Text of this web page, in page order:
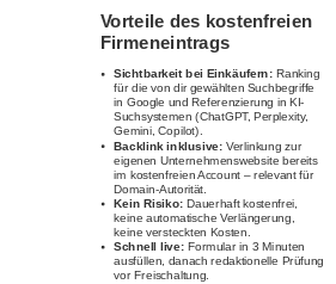
Vorteile des kostenfreien
Firmeneintrags
Sichtbarkeit bei Einkäufern: Ranking
für die von dir gewählten Suchbegriffe
in Google und Referenzierung in KI-
Suchsystemen (ChatGPT, Perplexity,
Gemini, Copilot).
Backlink inklusive: Verlinkung zur
eigenen Unternehmenswebsite bereits
im kostenfreien Account – relevant für
Domain-Autorität.
Kein Risiko: Dauerhaft kostenfrei,
keine automatische Verlängerung,
keine versteckten Kosten.
Schnell live: Formular in 3 Minuten
ausfüllen, danach redaktionelle Prüfung
vor Freischaltung.